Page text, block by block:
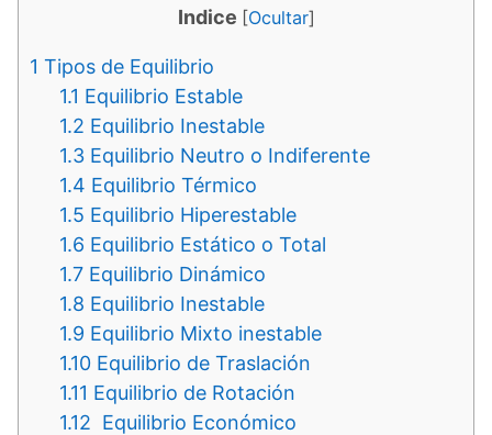
Indice [Ocultar]
1 Tipos de Equilibrio
1.1 Equilibrio Estable
1.2 Equilibrio Inestable
1.3 Equilibrio Neutro o Indiferente
1.4 Equilibrio Térmico
1.5 Equilibrio Hiperestable
1.6 Equilibrio Estático o Total
1.7 Equilibrio Dinámico
1.8 Equilibrio Inestable
1.9 Equilibrio Mixto inestable
1.10 Equilibrio de Traslación
1.11 Equilibrio de Rotación
1.12 Equilibrio Económico